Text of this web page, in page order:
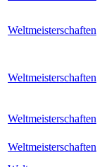
Weltmeisterschaften
Weltmeisterschaften
Weltmeisterschaften
Weltmeisterschaften